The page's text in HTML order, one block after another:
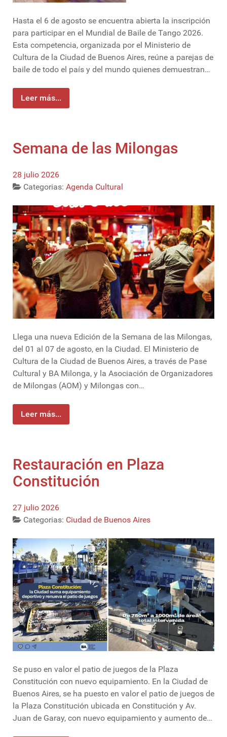
Hasta el 6 de agosto se encuentra abierta la inscripción
para participar en el Mundial de Baile de Tango 2026.
Esta competencia, organizada por el Ministerio de
Cultura de la Ciudad de Buenos Aires, reúne a parejas de
baile de todo el país y del mundo quienes demuestran…
Leer más...
Semana de las Milongas
28 julio 2026
Categorias: Agenda Cultural
Llega una nueva Edición de la Semana de las Milongas,
del 01 al 07 de agosto, en la Ciudad. El Ministerio de
Cultura de la Ciudad de Buenos Aires, a través de Pase
Cultural y BA Milonga, y la Asociación de Organizadores
de Milongas (AOM) y Milongas con…
Leer más...
Restauración en Plaza
Constitución
27 julio 2026
Categorias: Ciudad de Buenos Aires
Se puso en valor el patio de juegos de la Plaza
Constitución con nuevo equipamiento. En la Ciudad de
Buenos Aires, se ha puesto en valor el patio de juegos de
la Plaza Constitución ubicada en Constitución y Av.
Juan de Garay, con nuevo equipamiento y aumento de…